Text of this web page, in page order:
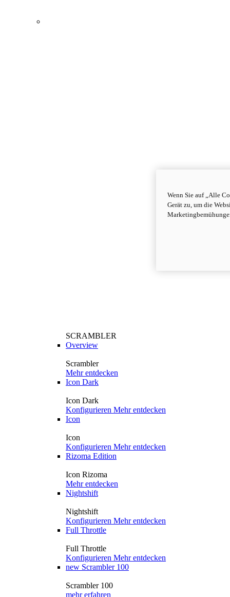
SCRAMBLER
Overview
Scrambler
Mehr entdecken
Icon Dark
Icon Dark
Konfigurieren Mehr entdecken
Icon
Icon
Konfigurieren Mehr entdecken
Rizoma Edition
Icon Rizoma
Mehr entdecken
Nightshift
Nightshift
Konfigurieren Mehr entdecken
Full Throttle
Full Throttle
Konfigurieren Mehr entdecken
new Scrambler 100
Scrambler 100
mehr erfahren
Wenn Sie auf „Alle
Gerät zu, um die